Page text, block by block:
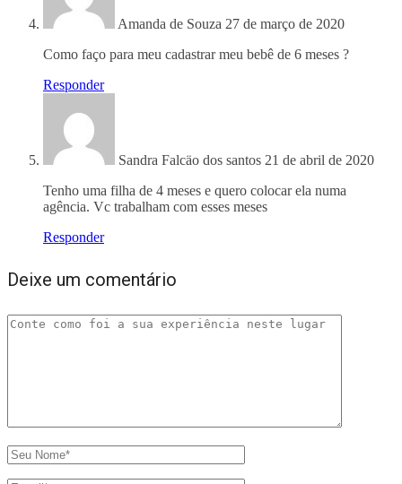
Amanda de Souza 27 de março de 2020
Como faço para meu cadastrar meu bebê de 6 meses ?
Responder
Sandra Falcäo dos santos 21 de abril de 2020
Tenho uma filha de 4 meses e quero colocar ela numa
agência. Vc trabalham com esses meses
Responder
Deixe um comentário